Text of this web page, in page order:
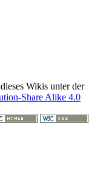
Wikis unter der
Share Alike 4.0